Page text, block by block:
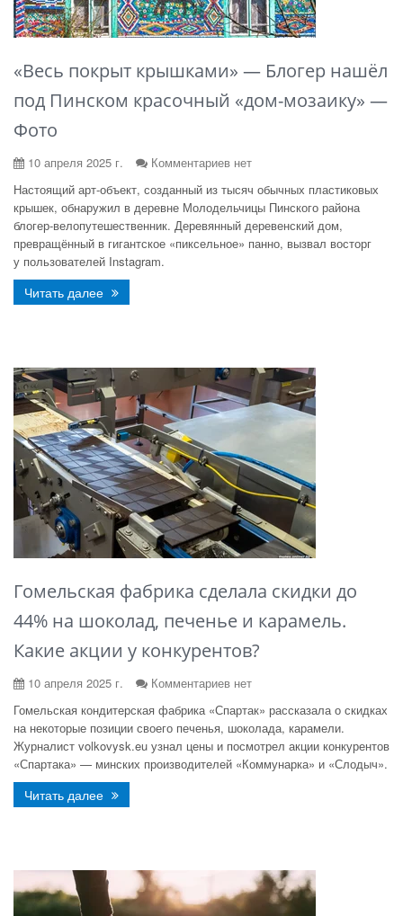
«Весь покрыт крышками» — Блогер нашёл
под Пинском красочный «дом-мозаику» —
Фото
10 апреля 2025 г.
Комментариев нет
Настоящий арт-объект, созданный из тысяч обычных пластиковых
крышек, обнаружил в деревне Молодельчицы Пинского района
блогер-велопутешественник. Деревянный деревенский дом,
превращённый в гигантское «пиксельное» панно, вызвал восторг
у пользователей Instagram.
Читать далее
Гомельская фабрика сделала скидки до
44% на шоколад, печенье и карамель.
Какие акции у конкурентов?
10 апреля 2025 г.
Комментариев нет
Гомельская кондитерская фабрика «Спартак» рассказала о скидках
на некоторые позиции своего печенья, шоколада, карамели.
Журналист volkovysk.eu узнал цены и посмотрел акции конкурентов
«Спартака» — минских производителей «Коммунарка» и «Слодыч».
Читать далее